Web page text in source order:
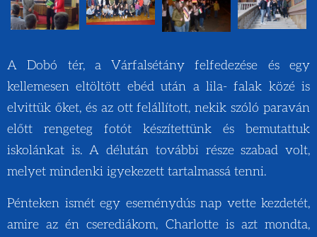
A Dobó tér, a Várfalsétány felfedezése és egy
kellemesen eltöltött ebéd után a lila- falak közé is
elvittük őket, és az ott felállított, nekik szóló paraván
előtt rengeteg fotót készítettünk és bemutattuk
iskolánkat is. A délután további része szabad volt,
melyet mindenki igyekezett tartalmassá tenni.
Pénteken ismét egy eseménydús nap vette kezdetét,
amire az én cserediákom, Charlotte is azt mondta,